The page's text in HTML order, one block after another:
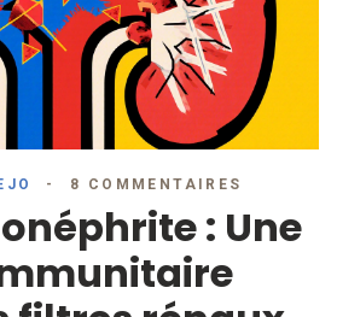
8 COMMENTAIRES
: Une